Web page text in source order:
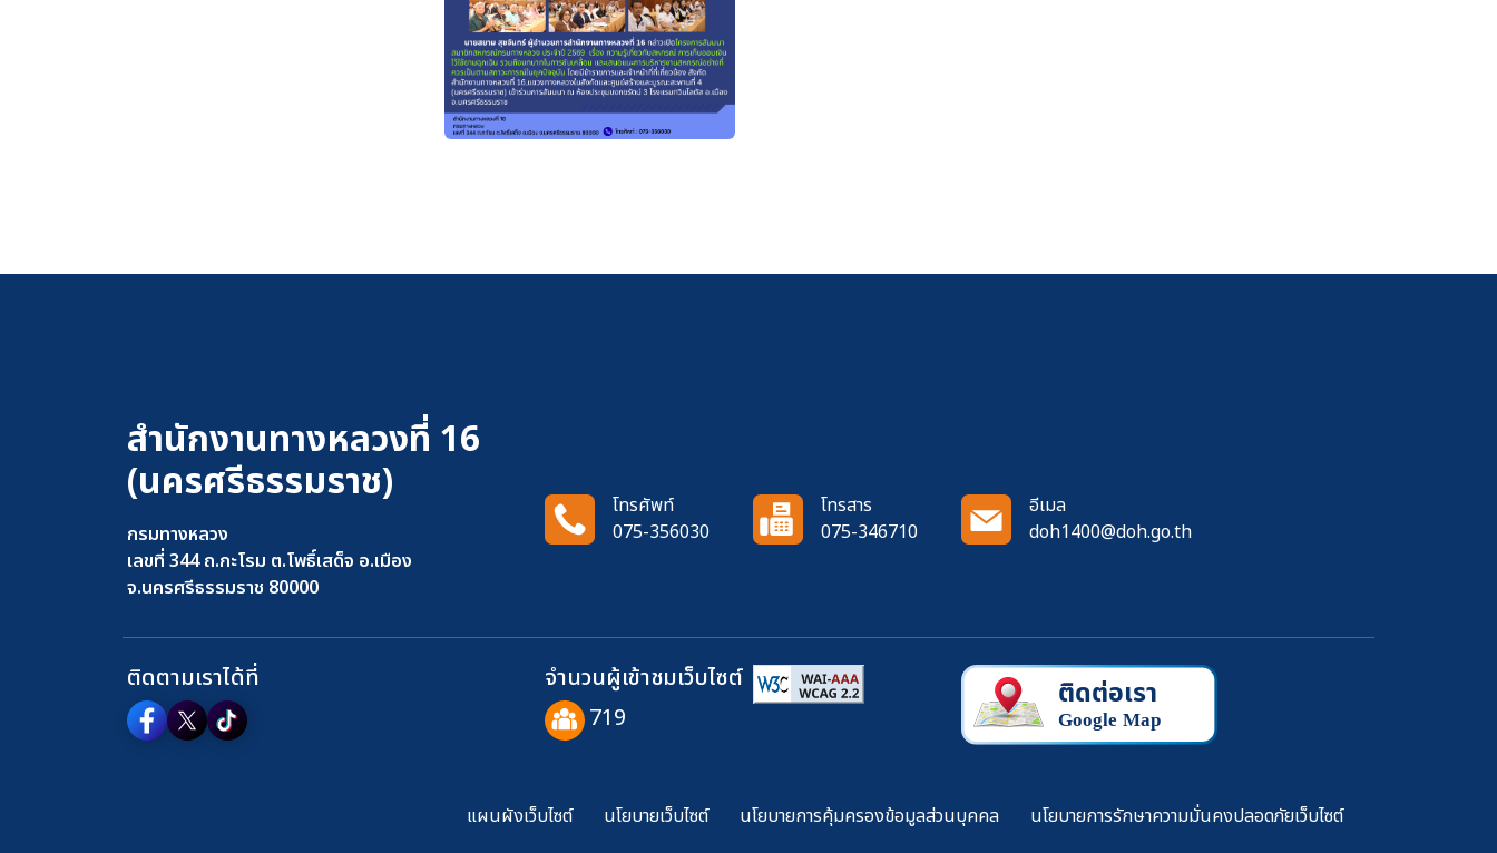
สำนักงานทางหลวงที่ 16
(นครศรีธรรมราช)
กรมทางหลวง
เลขที่ 344 ถ.กะโรม ต.โพธิ์เสด็จ อ.เมือง
จ.นครศรีธรรมราช 80000
โทรศัพท์
075-356030
โทรสาร
075-346710
อีเมล
doh1400@doh.go.th
ติดตามเราได้ที่
จำนวนผู้เข้าชมเว็บไซต์
719
แผนผังเว็บไซต์ นโยบายเว็บไซต์ นโยบายการคุ้มครองข้อมูลส่วนบุคคล นโยบายการรักษาความมั่นคงปลอดภัยเว็บไซต์